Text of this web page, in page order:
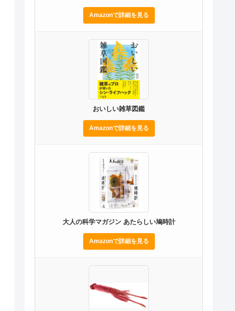
Amazonで詳細を見る
おいしい雑草図鑑
Amazonで詳細を見る
大人の科学マガジン あたらしい鳩時計
Amazonで詳細を見る